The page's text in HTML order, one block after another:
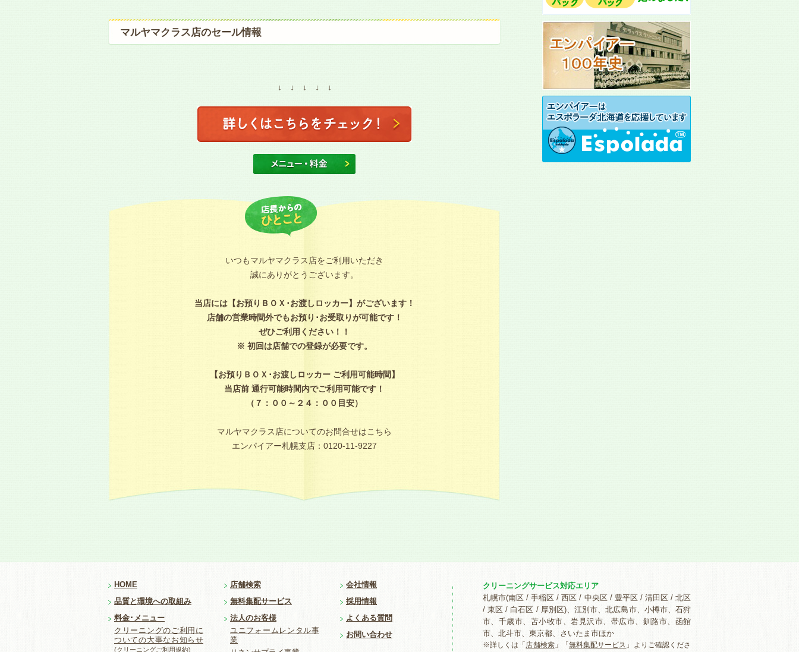
マルヤマクラス店のセール情報
↓ ↓ ↓ ↓ ↓
いつもマルヤマクラス店をご利用いただき
誠にありがとうございます。
当店には【お預りＢＯＸ･お渡しロッカー】がございます！
店舗の営業時間外でもお預り･お受取りが可能です！
ぜひご利用ください！！
※ 初回は店舗での登録が必要です。
【お預りＢＯＸ･お渡しロッカー ご利用可能時間】
当店前 通行可能時間内でご利用可能です！
（７：００～２４：００目安）
マルヤマクラス店についてのお問合せはこちら
エンパイアー札幌支店：0120-11-9227
HOME
品質と環境への取組み
料金･メニュー
クリーニングのご利用に
ついての大事なお知らせ
(クリーニングご利用規約)
店舗検索
無料集配サービス
法人のお客様
ユニフォームレンタル事
業
会社情報
採用情報
よくある質問
お問い合わせ
クリーニングサービス対応エリア
札幌市(南区 / 手稲区 / 西区 / 中央区 / 豊平区 / 清田区 / 北区
/ 東区 / 白石区 / 厚別区)、江別市、北広島市、小樽市、石狩
市、千歳市、苫小牧市、岩見沢市、帯広市、釧路市、函館
市、北斗市、東京都、さいたま市ほか
※詳しくは「 店舗検索」「 無料集配サービス 」よりご確認くださ